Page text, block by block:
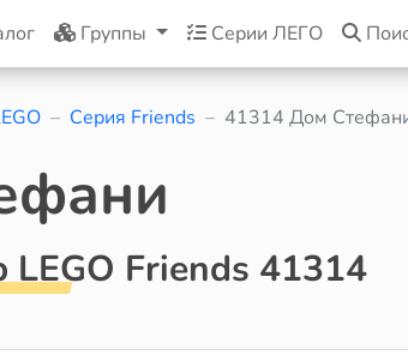
Группы Серии ЛЕГО
Серия Friends 41314 Дом
LEGO Friends 41314